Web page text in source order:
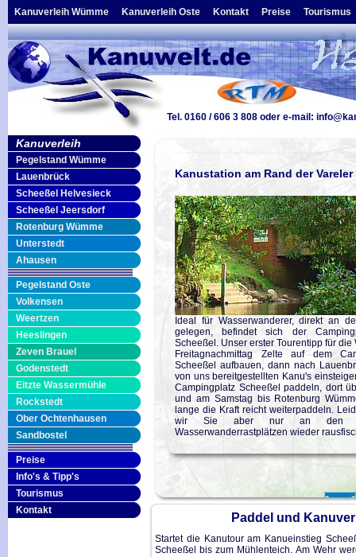
Kanuverleih Wümme Kanuverleih Oste Kontakt Preise Tourismus
Tel. 0160 / 606 3 808 oder e-mail:
Kanuverleih
Pegelstand Wümme
Lauenbrück
Scheeßel Helvesieck
Scheeßel Jeersdorf
Rotenburg Wümme
Unterstedt
Ahausen
Pegelstand Oste
Volkensen
Weertzen
Heeslingen
Zeven Brauel
Godenstedt
Eitzte Wassermühle
Rockstedt
Ober Ochtenhausen
Sandbostel
Preise
Info's & Tipp's
Tourismus
Kontakt
Kanustation am Rand der Vareler
Ideal für Wasserwanderer, direkt an
gelegen, befindet sich der
Scheeßel. Unser erster Tourentipp für die
Freitagnachmittag Zelte auf dem
Scheeßel aufbauen, dann nach
von uns bereitgestellten Kanu's
Campingplatz Scheeßel paddeln, dort
und am Samstag bis Rotenburg
lange die Kraft reicht weiterpaddeln.
wir Sie aber nur an den
Wasserwanderrastplätzen wieder
Paddel und
Startet die Kanutour am Kanueinstieg
Scheeßel bis zum Mühlenteich. Am Wehr